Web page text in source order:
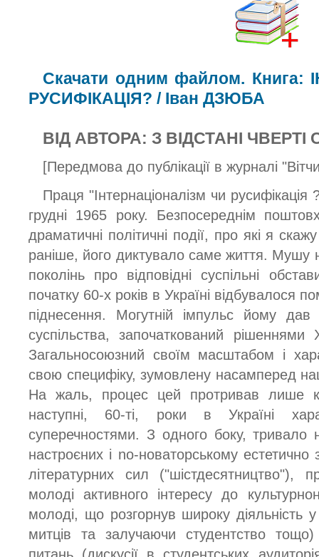
Скачати одним файлом. Книга:
РУСИФІКАЦІЯ? / Іван ДЗЮБА
ВІД АВТОРА: З ВІДСТАНІ ЧВЕРТІ
[Передмова до публікації в журналі
Праця "Інтернаціоналізм чи
грудні 1965 року. Безпосереднім
драматичні політичні події, про які я
раніше, його диктувало саме життя. Мушу
поколінь про відповідні суспільні
початку 60-х років в Україні відбувалося
піднесення. Могутній імпульс йому
суспільства, започаткований рішеннями
Загальносоюзний своїм масштабом і
свою специфіку, зумовлену насамперед
На жаль, процес цей протривав лише
наступні, 60-ті, роки в Україні
суперечностями. З одного боку, тривало
настроєних і no-новаторському естетично
літературних сил ("шістдесятництво"),
молоді активного інтересу до
молоді, що розгорнув широку діяльність
митців та залучаючи студентство тощо)